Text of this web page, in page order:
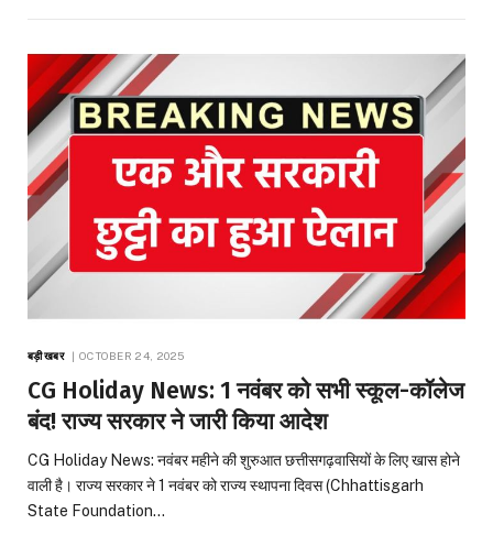
बड़ी खबर OCTOBER 24, 2025
CG Holiday News: 1 नवंबर को सभी स्कूल-कॉलेज
बंद! राज्य सरकार ने जारी किया आदेश
CG Holiday News: नवंबर महीने की शुरुआत छत्तीसगढ़वासियों के लिए खास होने
वाली है। राज्य सरकार ने 1 नवंबर को राज्य स्थापना दिवस (Chhattisgarh
State Foundation…